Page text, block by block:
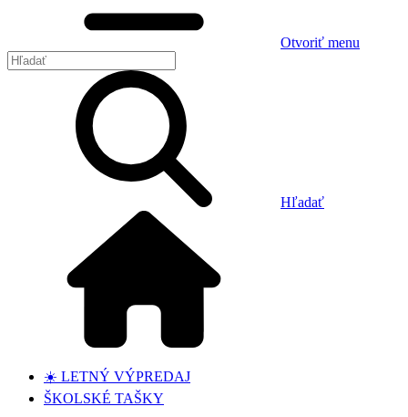
Otvoriť menu
Hľadať
☀️ LETNÝ VÝPREDAJ
ŠKOLSKÉ TAŠKY